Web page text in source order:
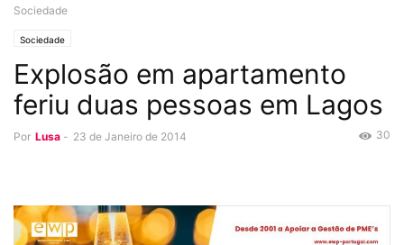
Sociedade
Sociedade
Explosão em apartamento
feriu duas pessoas em Lagos
Por Lusa - 23 de Janeiro de 2014 30